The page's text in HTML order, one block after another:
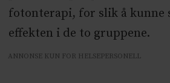
fotonterapi, for slik å kunne
effekten i de to gruppene.
ANNONSE KUN FOR HELSEPERSONELL